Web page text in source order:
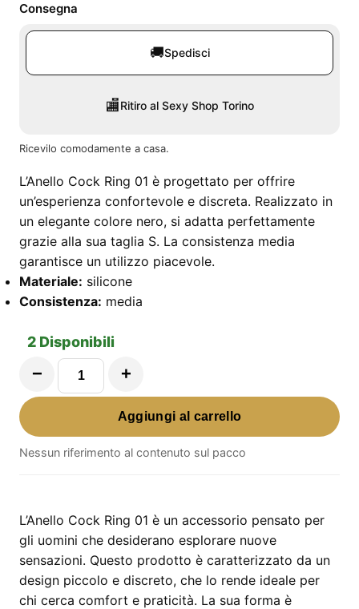
Consegna
🚚Spedisci
🏬Ritiro al Sexy Shop Torino
Ricevilo comodamente a casa.
L’Anello Cock Ring 01 è progettato per offrire
un’esperienza confortevole e discreta. Realizzato in
un elegante colore nero, si adatta perfettamente
grazie alla sua taglia S. La consistenza media
garantisce un utilizzo piacevole.
Materiale: silicone
Consistenza: media
2 Disponibili
−
Anello
01
in
colore
nero
quantità
+
Aggiungi al carrello
Nessun riferimento al contenuto sul pacco
L’Anello Cock Ring 01 è un accessorio pensato per
gli uomini che desiderano esplorare nuove
sensazioni. Questo prodotto è caratterizzato da un
design piccolo e discreto, che lo rende ideale per
chi cerca comfort e praticità. La sua forma è